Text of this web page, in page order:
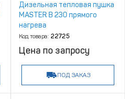
Дизельная тепловая пушка
MASTER B 230 прямого
нагрева
Код товара: 22725
Цена по запросу
ПОД ЗАКАЗ